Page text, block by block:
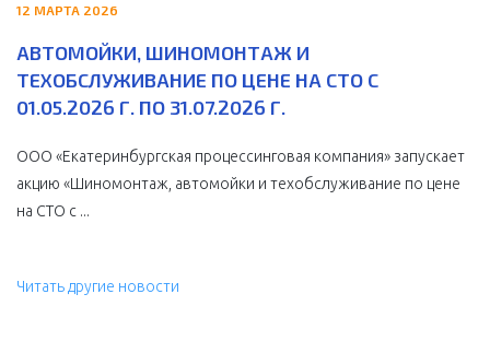
12 МАРТА 2026
АВТОМОЙКИ, ШИНОМОНТАЖ И
ТЕХОБСЛУЖИВАНИЕ ПО ЦЕНЕ НА СТО С
01.05.2026 Г. ПО 31.07.2026 Г.
ООО «Екатеринбургская процессинговая компания» запускает
акцию «Шиномонтаж, автомойки и техобслуживание по цене
на СТО с ...
Читать другие новости